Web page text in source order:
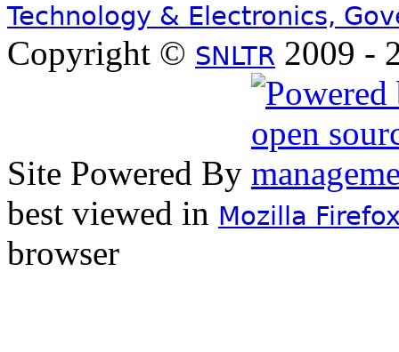
Technology & Electronics,
Copyright © SNLTR 2009 -
Site Powered By
best viewed in Mozilla
browser